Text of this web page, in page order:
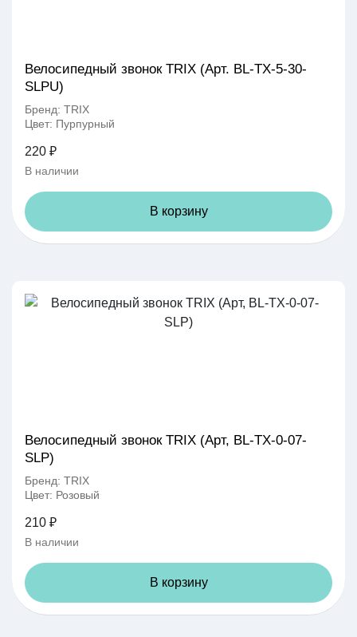
Велосипедный звонок TRIX (Арт. BL-TX-5-30-
SLPU)
Бренд: TRIX
Цвет: Пурпурный
220 ₽
В наличии
В корзину
Велосипедный звонок TRIX (Арт, BL-TX-0-07-
SLP)
Бренд: TRIX
Цвет: Розовый
210 ₽
В наличии
В корзину